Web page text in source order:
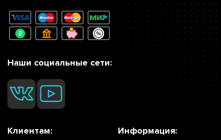
Наши социальные сети:
Клиентам: Информация: